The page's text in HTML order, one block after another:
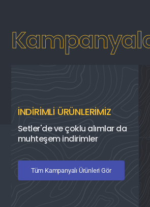
İNDİRİMLİ ÜRÜNLERİMİZ
Setler'de ve çoklu alımlar da
muhteşem indirimler
Tüm Kampanyalı Ürünleri Gör